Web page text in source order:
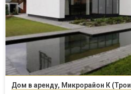
Дом в аренду, Микрорайон К